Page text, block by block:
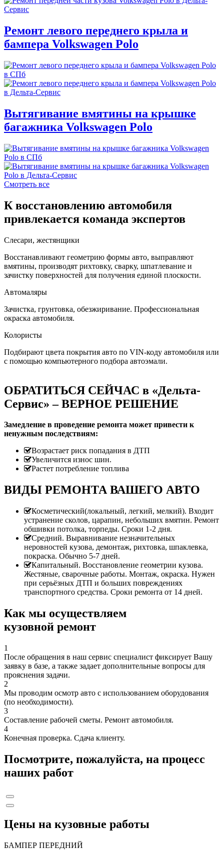
Ремонт левого переднего крыла и
бампера Volkswagen Polo
Вытягивание вмятины на крышке
багажника Volkswagen Polo
Смотреть все
К восстановлению автомобиля
привлекается команда экспертов
Слесари, жестянщики
Восстанавливают геометрию формы авто, выправляют
вмятины, производят рихтовку, сварку, шпатлевание и
зачистку поверхностей для получения единой плоскости.
Автомаляры
Зачистка, грунтовка, обезжиривание. Профессиональная
окраска автомобиля.
Колористы
Подбирают цвета покрытия авто по VIN-коду автомобиля или
с помощью компьютерного подбора автоэмали.
ОБРАТИТЬСЯ СЕЙЧАС в «Дельта-
Сервис» – ВЕРНОЕ РЕШЕНИЕ
Замедление в проведение ремонта может привести к
ненужным последствиям:
Возрастает риск попадания в ДТП
Увеличится износ шин.
Растет потребление топлива
ВИДЫ РЕМОНТА ВАШЕГО АВТО
Косметический(локальный, легкий, мелкий). Входит
устранение сколов, царапин, небольших вмятин. Ремонт
обшивки потолка, торпеды. Сроки 1-2 дня.
Средний. Выравнивание незначительных
неровностей кузова, демонтаж, рихтовка, шпаклевка,
покраска. Обычно 5-7 дней.
Капитальный. Восстановление геометрии кузова.
Жестяные, сварочные работы. Монтаж, окраска. Нужен
при серьёзных ДТП и больших повреждениях
транспортного средства. Сроки ремонта от 14 дней.
Как мы осуществляем
кузовной ремонт
1
После обращения в наш сервис специалист фиксирует Вашу
заявку в базе, а также задает дополнительные вопросы для
прояснения задачи.
2
Мы проводим осмотр авто с использованием оборудования
(по необходимости).
3
Составление рабочей сметы. Ремонт автомобиля.
4
Конечная проверка. Сдача клиенту.
Посмотрите, пожалуйста, на процесс
наших работ
Цены на кузовные работы
БАМПЕР ПЕРЕДНИЙ